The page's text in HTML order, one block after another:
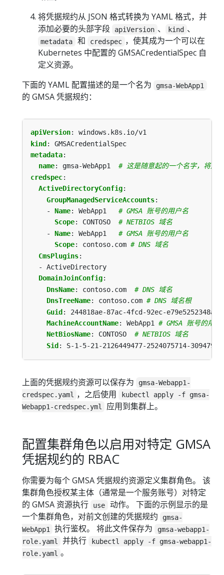
将凭据规约从 JSON 格式转换为 YAML 格式，并
添加必要的头部字段
apiVersion 、 kind 、
metadata 和 credspec ，使其成为一个可以在
Kubernetes 中配置的 GMSACredentialSpec 自
定义资源。
下面的 YAML 配置描述的是一个名为
gmsa-WebApp1
的 GMSA 凭据规约：
apiVersion:
windows.k8s.io/v1
kind :
GMSACredentialSpec
metadata:
name: gmsa-WebApp1
# 这是随意起的一个名字，将用
credspec:
ActiveDirectoryConfig:
GroupManagedServiceAccounts:
- Name: WebApp1
# GMSA 账号的用户名
Scope: CONTOSO
# NETBIOS 域名
- Name: WebApp1
# GMSA 账号的用户名
Scope: contoso.com # DNS 域名
CmsPlugins:
- ActiveDirectory
DomainJoinConfig:
DnsName: contoso.com
# DNS 域名
DnsTreeName: contoso.com # DNS 域名根
Guid: 244818ae-87ac-4fcd-92ec-e79e5252348a
MachineAccountName: WebApp1
# GMSA 账号的用户
NetBiosName: CONTOSO
# NETBIOS 域名
Sid : S-1-5-21-2126449477-2524075714-
上面的凭据规约资源可以保存为
gmsa-Webapp1-
credspec.yaml
，之后使用
kubectl apply -f gmsa-
Webapp1-credspec.yml
应用到集群上。
配置集群角色以启用对特定 GMSA
凭据规约的 RBAC
你需要为每个 GMSA 凭据规约资源定义集群角色。 该
集群角色授权某主体（通常是一个服务账号）对特定
的 GMSA 资源执行
use
动作。 下面的示例显示的是
一个集群角色，对前文创建的凭据规约
gmsa-
WebApp1
执行鉴权。 将此文件保存为
gmsa-webapp1-
role.yaml
并执行
kubectl apply -f gmsa-webapp1-
role.yaml 。